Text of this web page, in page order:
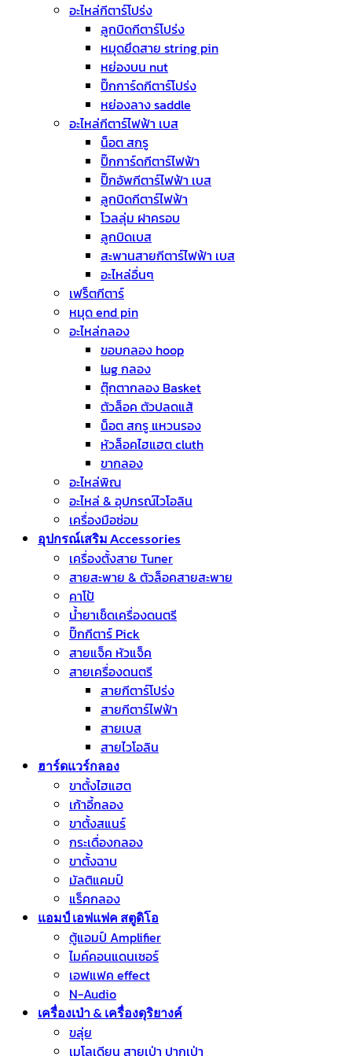
อะไหล่กีตาร์โปร่ง
ลูกบิดกีตาร์โปร่ง
หมุดยึดสาย string pin
หย่องบน nut
ปิ๊กการ์ดกีตาร์โปร่ง
หย่องลาง saddle
อะไหล่กีตาร์ไฟฟ้า เบส
น็อต สกรู
ปิ๊กการ์ดกีตาร์ไฟฟ้า
ปิ๊กอัพกีตาร์ไฟฟ้า เบส
ลูกบิดกีตาร์ไฟฟ้า
โวลลุ่ม ฝาครอบ
ลูกบิดเบส
สะพานสายกีตาร์ไฟฟ้า เบส
อะไหล่อื่นๆ
เฟร็ตกีตาร์
หมุด end pin
อะไหล่กลอง
ขอบกลอง hoop
lug กลอง
ตุ๊กตากลอง Basket
ตัวล็อค ตัวปลดแส้
น็อต สกรู แหวนรอง
หัวล็อคไฮแฮต cluth
ขากลอง
อะไหล่พิณ
อะไหล่ & อุปกรณ์ไวโอลิน
เครื่องมือซ่อม
อุปกรณ์เสริม Accessories
เครื่องตั้งสาย Tuner
สายสะพาย & ตัวล็อคสายสะพาย
คาโป้
น้ำยาเช็ดเครื่องดนตรี
ปิ๊กกีตาร์ Pick
สายแจ็ค หัวแจ็ค
สายเครื่องดนตรี
สายกีตาร์โปร่ง
สายกีตาร์ไฟฟ้า
สายเบส
สายไวโอลิน
ฮาร์ดแวร์กลอง
ขาตั้งไฮแฮต
เก้าอี้กลอง
ขาตั้งสแนร์
กระเดื่องกลอง
ขาตั้งฉาบ
มัลติแคมป์
แร็คกลอง
แอมป์ เอฟแฟค สตูดิโอ
ตู้แอมป์ Amplifier
ไมค์คอนแดนเซอร์
เอฟแฟค effect
N-Audio
เครื่องเป่า & เครื่องดุริยางค์
ขลุ่ย
เมโลเดียน สายเป่า ปากเป่า